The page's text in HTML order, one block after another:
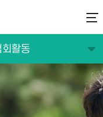
회활동
력사업